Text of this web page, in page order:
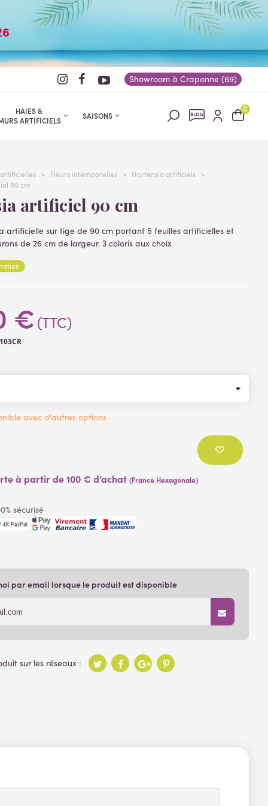
Showroom à Craponne (69)
HAIES &
ARTIFICIELS
SAISONS
0
> Fleurs intemporelles > Hortensia artificiels >
90 cm
artificiel 90 cm
artificielle sur tige de 90 cm portant 5 feuilles artificielles et
de 26 cm de largeur. 3 coloris aux choix
€ (TTC)
avec d'autres options
à partir de 100 € d’achat(France Hexagonale)
sécurisé
par email lorsque le produit est disponible